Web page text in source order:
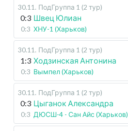
30.11 . ПодГруппа 1 (2 тур)
0:3 Швец Юлиан
0:3 ХНУ-1 (Харьков)
30.11 . ПодГруппа 1 (2 тур)
1:3 Ходзинская Антонина
0:3 Вымпел (Харьков)
30.11 . ПодГруппа 1 (2 тур)
0:3 Цыганок Александра
0:3 ДЮСШ-4 - Сан Айс (Харьков)